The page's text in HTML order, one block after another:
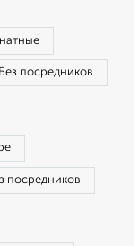
Без посредников
посредников